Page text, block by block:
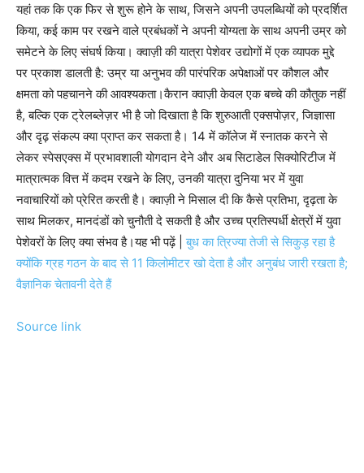
यहां तक कि एक फिर से शुरू होने के साथ, जिसने अपनी उपलब्धियों को प्रदर्शित
किया, कई काम पर रखने वाले प्रबंधकों ने अपनी योग्यता के साथ अपनी उम्र को
समेटने के लिए संघर्ष किया। क्वाज़ी की यात्रा पेशेवर उद्योगों में एक व्यापक मुद्दे
पर प्रकाश डालती है: उम्र या अनुभव की पारंपरिक अपेक्षाओं पर कौशल और
क्षमता को पहचानने की आवश्यकता।कैरान क्वाज़ी केवल एक बच्चे की कौतुक नहीं
है, बल्कि एक ट्रेलब्लेज़र भी है जो दिखाता है कि शुरुआती एक्सपोज़र, जिज्ञासा
और दृढ़ संकल्प क्या प्राप्त कर सकता है। 14 में कॉलेज में स्नातक करने से
लेकर स्पेसएक्स में प्रभावशाली योगदान देने और अब सिटाडेल सिक्योरिटीज में
मात्रात्मक वित्त में कदम रखने के लिए, उनकी यात्रा दुनिया भर में युवा
नवाचारियों को प्रेरित करती है। क्वाज़ी ने मिसाल दी कि कैसे प्रतिभा, दृढ़ता के
साथ मिलकर, मानदंडों को चुनौती दे सकती है और उच्च प्रतिस्पर्धी क्षेत्रों में युवा
पेशेवरों के लिए क्या संभव है।यह भी पढ़ें |बुध का त्रिज्या तेजी से सिकुड़ रहा है
क्योंकि ग्रह गठन के बाद से 11 किलोमीटर खो देता है और अनुबंध जारी रखता है;
वैज्ञानिक चेतावनी देते हैं
Source link